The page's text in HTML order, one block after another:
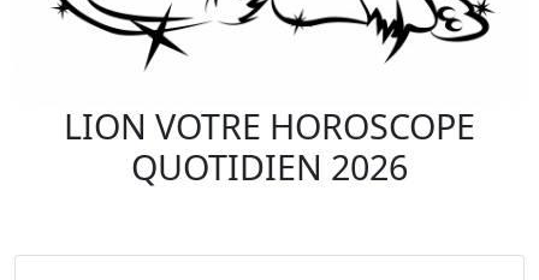
LION VOTRE HOROSCOPE
QUOTIDIEN 2026